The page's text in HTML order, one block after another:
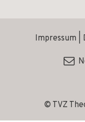
© TVZ
Impressum